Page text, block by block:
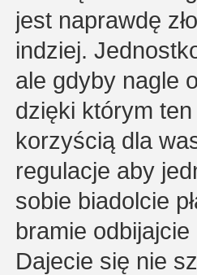
jest naprawdę
indziej.
ale gdyby nagle
dzięki którym
korzyścią dla
regulacje aby
sobie biadolcie
bramie
Dajecie się nie